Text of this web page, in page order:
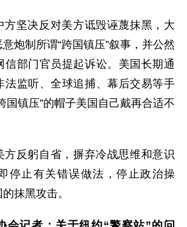
方坚决反对美方诋毁诬蔑抹黑，大
炮制所谓“跨国镇压”叙事，并公然
信部门官员提起诉讼。美国长期通
法监听、全球追捕、幕后交易等手
国镇压”的帽子美国自己戴再合适不
方反躬自省，摒弃冷战思维和意识
停止有关错误做法，停止政治操
抹黑攻击。